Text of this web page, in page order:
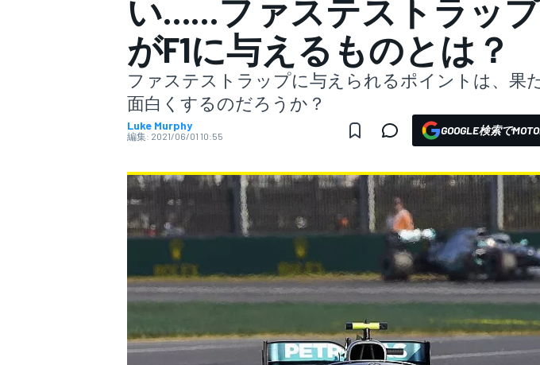
スーパーフォーミュラ
スーパーGT
い……ファステストラッ
がF1に与えるものとは？
ファステストラップに与えられるポイントは、果
面白くするのだろうか？
Luke Murphy
編集: 2021/06/01 10:55 GOOGLE検索で